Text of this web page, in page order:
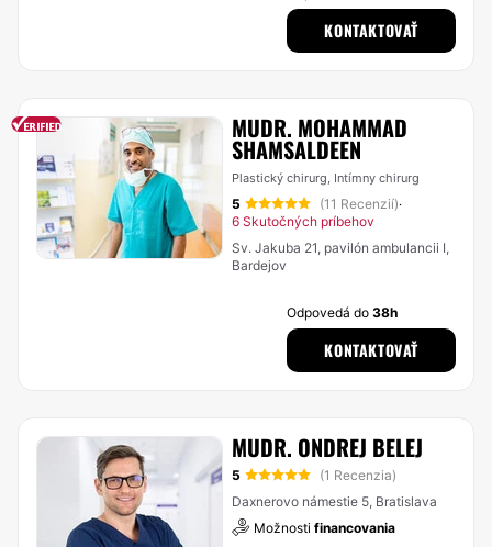
KONTAKTOVAŤ
MUDR. MOHAMMAD
SHAMSALDEEN
Plastický chirurg, Intímny chirurg
5 (11 Recenzií)·
6 Skutočných príbehov
Sv. Jakuba 21, pavilón ambulancii I,
Bardejov
Odpovedá do38h
KONTAKTOVAŤ
MUDR. ONDREJ BELEJ
5
(1 Recenzia)
Daxnerovo námestie 5, Bratislava
Možnosti financovania